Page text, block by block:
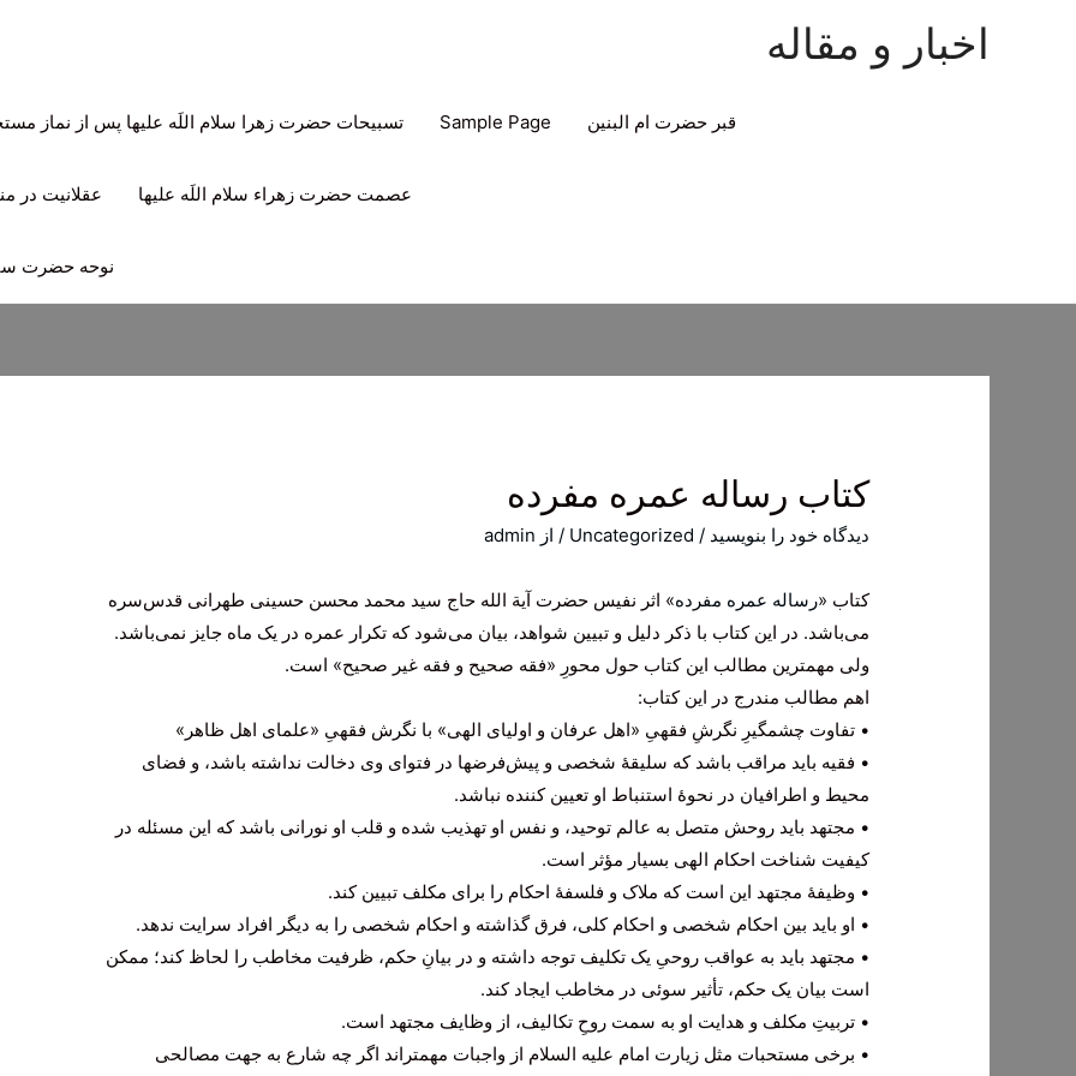
اخبار و مقاله
قبر حضرت ام البنین Sample Page تسبیحات حضرت زهرا سلام اللَه علیها پس از نماز
عصمت حضرت زهراء سلام اللَه علیها عقلانیت در
نوحه حضرت
کتاب رساله عمره مفرده
دیدگاه‌ خود را بنویسید /
Uncategorized / از admin
کتاب «رساله عمره مفرده» اثر نفیس حضرت آیة الله حاج سید محمد محسن حسینی طهرانی قدس‌سره
می‌باشد. در این کتاب با ذکر دلیل و تبیین شواهد، بیان می‌شود که تکرار عمره در یک ماه جایز نمی‌باشد.
ولی مهمترین مطالب این کتاب حول محورِ «فقه صحیح و فقه غیر صحیح» است.
اهم مطالب مندرج در این کتاب:
• تفاوت چشمگیرِ نگرشِ فقهیِ «اهل عرفان و اولیای الهی» با نگرش فقهیِ «علمای اهل ظاهر»
• فقیه باید مراقب باشد که سلیقۀ شخصی و پیش‌فرضها در فتوای وی دخالت نداشته باشد، و فضای
محیط و اطرافیان در نحوۀ استنباط او تعیین کننده نباشد.
• مجتهد باید روحش متصل به عالم توحید، و نفس او تهذیب شده و قلب او نورانی باشد که این مسئله در
کیفیت شناخت احکام الهی بسیار مؤثر است.
• وظیفۀ مجتهد این است که ملاک و فلسفۀ احکام را برای مکلف تبیین کند.
• او باید بین احکام شخصی و احکام کلی، فرق گذاشته و احکام شخصی را به دیگر افراد سرایت ندهد.
• مجتهد باید به عواقب روحیِ یک تکلیف توجه داشته و در بیانِ حکم، ظرفیت مخاطب را لحاظ کند؛ ممکن
است بیان یک حکم، تأثیر سوئی در مخاطب ایجاد کند.
• تربیتِ مکلف و هدایت او به سمت روحِ تکالیف، از وظایف مجتهد است.
• برخی مستحبات مثل زیارت امام علیه السلام از واجبات مهمتر‌اند اگر چه شارع به جهت مصالحی